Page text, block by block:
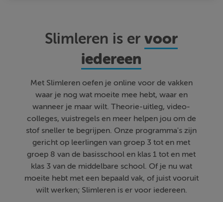
Slimleren is ervoor
iedereen
Met Slimleren oefen je online voor de vakken
waar je nog wat moeite mee hebt, waar en
wanneer je maar wilt. Theorie-uitleg, video-
colleges, vuistregels en meer helpen jou om de
stof sneller te begrijpen. Onze programma's zijn
gericht op leerlingen van groep 3 tot en met
groep 8 van de basisschool en klas 1 tot en met
klas 3 van de middelbare school. Of je nu wat
moeite hebt met een bepaald vak, of juist vooruit
wilt werken; Slimleren is er voor iedereen.